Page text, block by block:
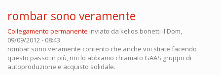
rombar sono veramente
Collegamento permanente Inviato da kelios bonetti il Dom,
09/09/2012 - 08:43
rombar sono veramente contento che anche voi stiate facendo
questo passo in più, noi lo abbiamo chiamato GAAS gruppo di
autoproduzione e acquisto solidale.